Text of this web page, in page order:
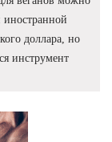
иностранной
доллара, но
инструмент